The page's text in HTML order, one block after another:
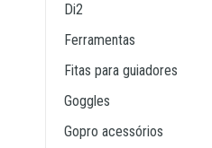
di2
ferramentas
fitas para guiadores
goggles
gopro acessórios